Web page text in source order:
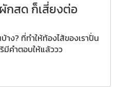
กสด ก็เสี่ยงต่อ
ง? ที่ทำให้ท้องไส้ของเราปั่น
มีคำตอบให้แล้ววว